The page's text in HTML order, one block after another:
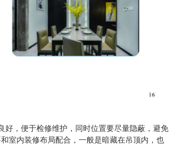
好，便于检修维护，同时位置要尽量隐蔽，避免
室内装修布局配合，一般是暗藏在吊顶内，也